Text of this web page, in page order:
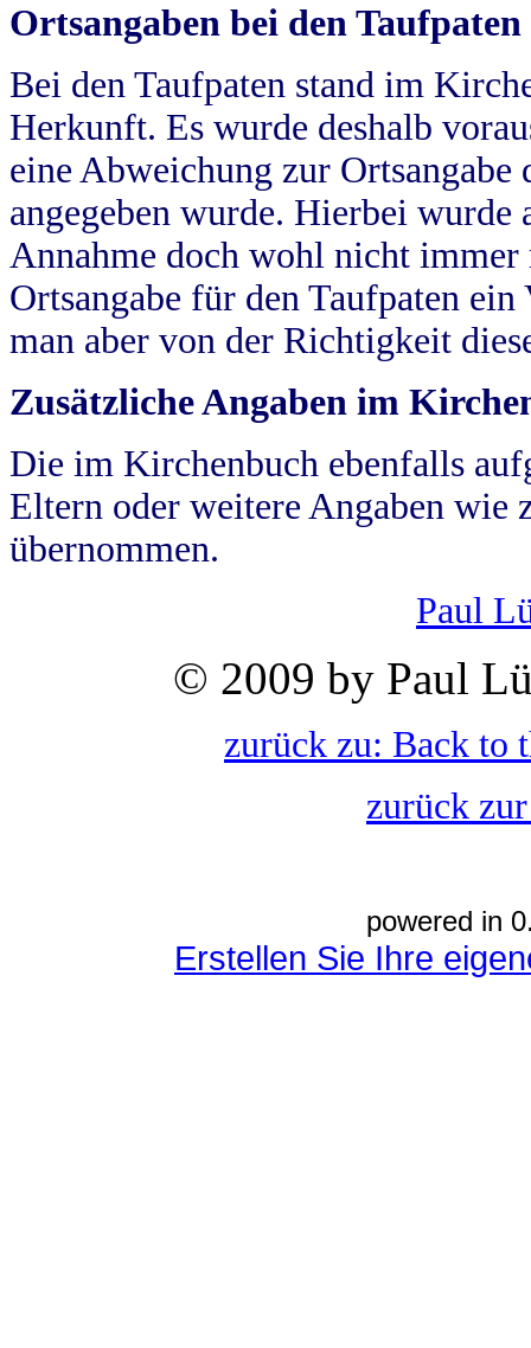
Ortsangaben bei den Taufpaten
Bei den Taufpaten stand im
Herkunft. Es wurde deshalb
eine Abweichung zur
angegeben wurde. Hierbei wurde
Annahme doch wohl nicht
Ortsangabe für den Taufpaten
man aber von der Richtigkeit
Zusätzliche Angaben im
Die im Kirchenbuch ebenfalls
Eltern oder weitere Angaben wie
übernommen.
Paul
© 2009 by Paul
zurück zu: Back to
zurück
powered in
Erstellen Sie Ihre